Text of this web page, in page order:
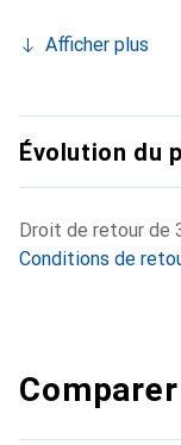
Afficher plus
Évolution du
Droit de retour de
Conditions de